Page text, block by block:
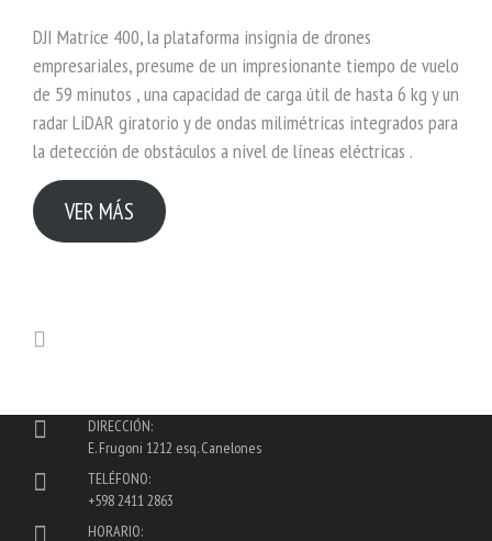
DJI Matrice 400, la plataforma insignia de drones
empresariales, presume de un impresionante tiempo de vuelo
de 59 minutos , una capacidad de carga útil de hasta 6 kg y un
radar LiDAR giratorio y de ondas milimétricas integrados para
la detección de obstáculos a nivel de líneas eléctricas .
VER MÁS
DIRECCIÓN:
E. Frugoni 1212 esq. Canelones
TELÉFONO:
+598 2411 2863
HORARIO: